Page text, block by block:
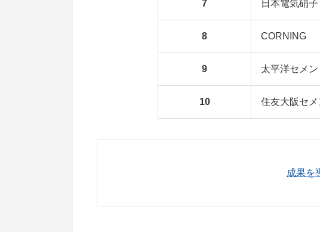
7 日本電気硝子
8 CORNING
9 太平洋セメン
10 住友大阪セメ
成果を